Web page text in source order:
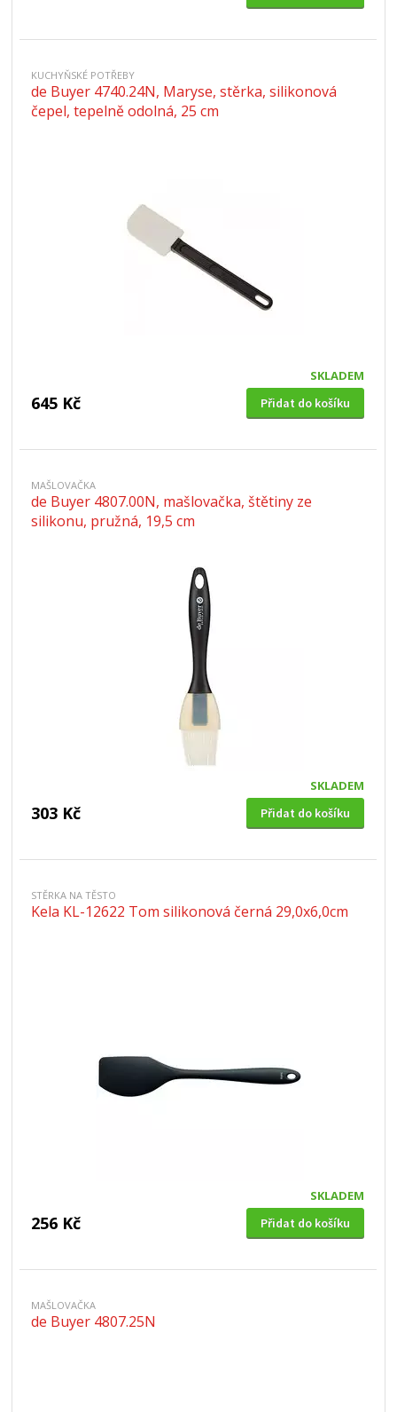
KUCHYŇSKÉ POTŘEBY
de Buyer 4740.24N, Maryse, stěrka, silikonová
čepel, tepelně odolná, 25 cm
SKLADEM
645 Kč Přidat do košíku
MAŠLOVAČKA
de Buyer 4807.00N, mašlovačka, štětiny ze
silikonu, pružná, 19,5 cm
SKLADEM
303 Kč Přidat do košíku
STĚRKA NA TĚSTO
Kela KL-12622 Tom silikonová černá 29,0x6,0cm
SKLADEM
256 Kč Přidat do košíku
MAŠLOVAČKA
de Buyer 4807.25N